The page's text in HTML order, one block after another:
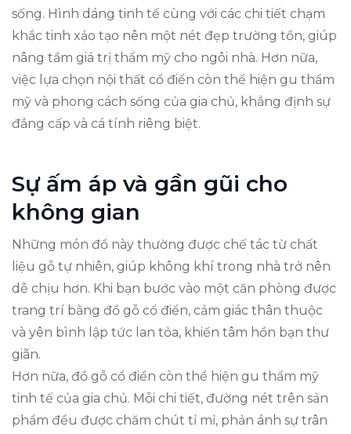
sống. Hình dáng tinh tế cùng với các chi tiết chạm
khắc tinh xảo tạo nên một nét đẹp trường tồn, giúp
nâng tầm giá trị thẩm mỹ cho ngôi nhà. Hơn nữa,
việc lựa chọn nội thất cổ điển còn thể hiện gu thẩm
mỹ và phong cách sống của gia chủ, khẳng định sự
đẳng cấp và cá tính riêng biệt.
Sự ấm áp và gần gũi cho
không gian
Những món đồ này thường được chế tác từ chất
liệu gỗ tự nhiên, giúp không khí trong nhà trở nên
dễ chịu hơn. Khi bạn bước vào một căn phòng được
trang trí bằng đồ gỗ cổ điển, cảm giác thân thuộc
và yên bình lập tức lan tỏa, khiến tâm hồn bạn thư
giãn.
Hơn nữa, đồ gỗ cổ điển còn thể hiện gu thẩm mỹ
tinh tế của gia chủ. Mỗi chi tiết, đường nét trên sản
phẩm đều được chăm chút tỉ mỉ, phản ánh sự trân